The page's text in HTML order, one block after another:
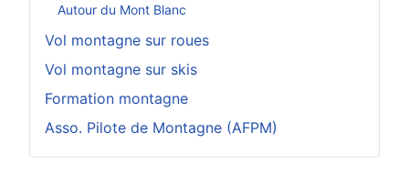
Autour du Mont Blanc
Vol montagne sur roues
Vol montagne sur skis
Formation montagne
Asso. Pilote de Montagne (AFPM)